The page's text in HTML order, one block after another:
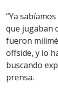
“Ya
que jugaban
fueron
offside, y lo
buscando
prensa.